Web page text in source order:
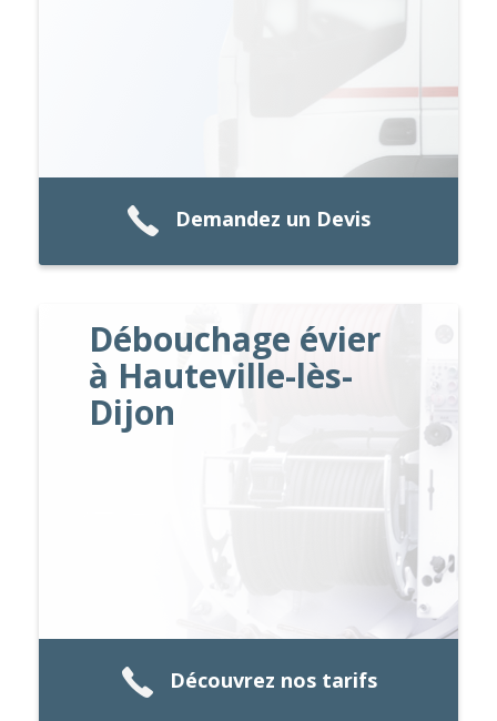
Demandez un Devis
Débouchage évier
à Hauteville-lès-
Dijon
Découvrez nos tarifs